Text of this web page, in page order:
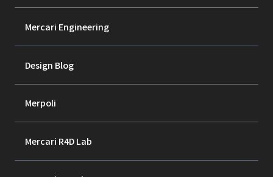
Mercari Engineering
Design Blog
Merpoli
Mercari R4D Lab